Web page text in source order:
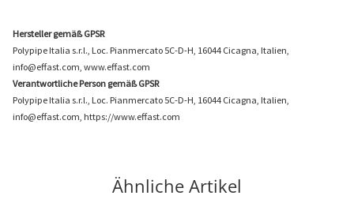
Hersteller gemäß GPSR
Polypipe Italia s.r.l., Loc. Pianmercato 5C-D-H, 16044 Cicagna, Italien,
info@effast.com, www.effast.com
Verantwortliche Person gemäß GPSR
Polypipe Italia s.r.l., Loc. Pianmercato 5C-D-H, 16044 Cicagna, Italien,
info@effast.com, https://www.effast.com
Ähnliche Artikel